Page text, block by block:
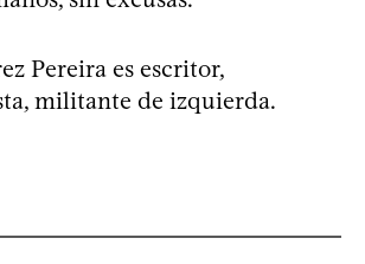
Pereira es escritor,
militante de izquierda.